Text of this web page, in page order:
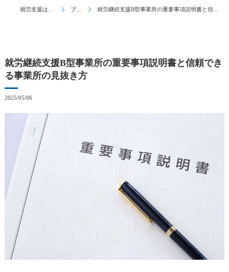
ブログ 就労継続支援B型事業所の重要事項説明書と信頼できる事業所の見抜き方
就労継続支援B型事業所の重要事項説明書と信頼でき
る事業所の見抜き方
2025/05/06